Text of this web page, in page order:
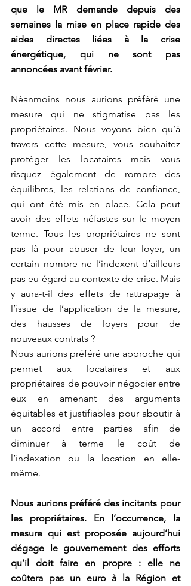
que le MR demande depuis des
semaines la mise en place rapide des
aides directes liées à la crise
énergétique, qui ne sont pas
annoncées avant février.
Néanmoins nous aurions préféré une
mesure qui ne stigmatise pas les
propriétaires. Nous voyons bien qu’à
travers cette mesure, vous souhaitez
protéger les locataires mais vous
risquez également de rompre des
équilibres, les relations de confiance,
qui ont été mis en place. Cela peut
avoir des effets néfastes sur le moyen
terme. Tous les propriétaires ne sont
pas là pour abuser de leur loyer, un
certain nombre ne l’indexent d’ailleurs
pas eu égard au contexte de crise. Mais
y aura-t-il des effets de rattrapage à
l’issue de l’application de la mesure,
des hausses de loyers pour de
nouveaux contrats ?
Nous aurions préféré une approche qui
permet aux locataires et aux
propriétaires de pouvoir négocier entre
eux en amenant des arguments
équitables et justifiables pour aboutir à
un accord entre parties afin de
diminuer à terme le coût de
l’indexation ou la location en elle-
même.
Nous aurions préféré des incitants pour
les propriétaires. En l’occurrence, la
mesure qui est proposée aujourd’hui
dégage le gouvernement des efforts
qu’il doit faire en propre : elle ne
coûtera pas un euro à la Région et